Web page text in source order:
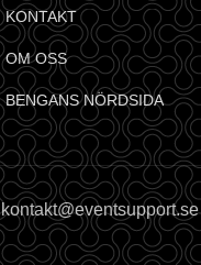
KONTAKT
OM OSS
BENGANS NÖRDSIDA
kontakt@eventsupport.se